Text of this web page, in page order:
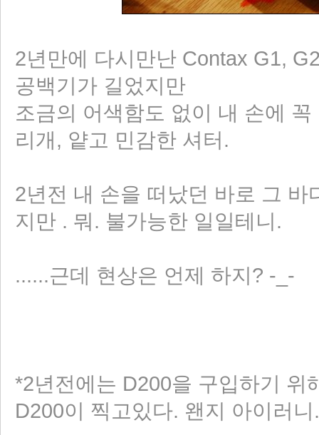
2년만에 다시만난 Contax G1,
공백기가 길었지만
조금의 어색함도 없이 내 손에
리개, 얕고 민감한 셔터.
2년전 내 손을 떠났던 바로 그
지만 . 뭐. 불가능한 일일테니.
......근데 현상은 언제 하지? -_-
*2년전에는 D200을 구입하기 위
D200이 찍고있다. 왠지 아이러니.